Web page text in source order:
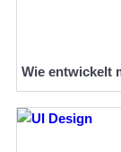
Wie entwickelt